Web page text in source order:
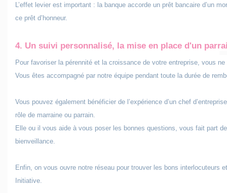
L’effet levier est important : la banque accorde un prêt bancaire d’un
ce prêt d’honneur.
4. Un suivi personnalisé, la mise en place d'un
Pour favoriser la pérennité et la croissance de votre entreprise, vous
Vous êtes accompagné par notre équipe pendant toute la durée de
Vous pouvez également bénéficier de l’expérience d’un chef
rôle de marraine ou parrain.
Elle ou il vous aide à vous poser les bonnes questions, vous fait part
bienveillance.
Enfin, on vous ouvre notre réseau pour trouver les bons interlocuteurs
Initiative.